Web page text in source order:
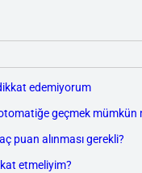
edemiyorum
geçmek mümkün
puan alınması gerekli?
etmeliyim?